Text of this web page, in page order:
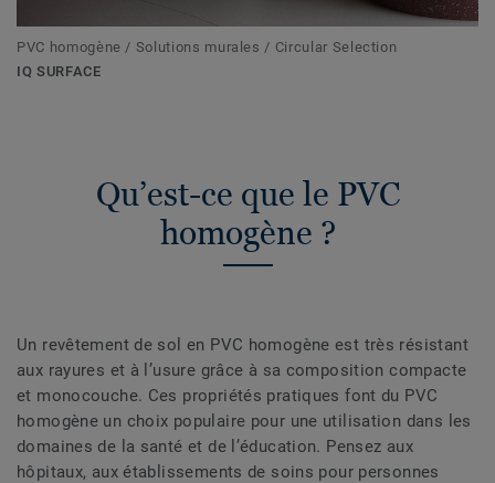
PVC homogène / Solutions murales / Circular Selection
IQ SURFACE
Qu’est-ce que le PVC
homogène ?
Un revêtement de sol en PVC homogène est très résistant
aux rayures et à l’usure grâce à sa composition compacte
et monocouche. Ces propriétés pratiques font du PVC
homogène un choix populaire pour une utilisation dans les
domaines de la santé et de l’éducation. Pensez aux
hôpitaux, aux établissements de soins pour personnes